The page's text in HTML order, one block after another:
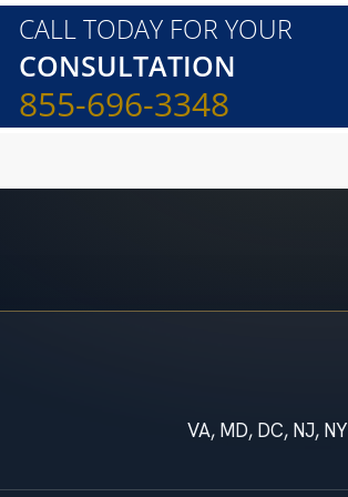
CALL TODAY FOR YOUR
CONSULTATION
855-696-3348
VA, MD, DC, NJ, NY